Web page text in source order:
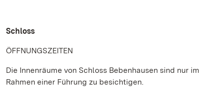
Schloss
ÖFFNUNGSZEITEN
Die Innenräume von Schloss Bebenhausen sind nur im
Rahmen einer Führung zu besichtigen.